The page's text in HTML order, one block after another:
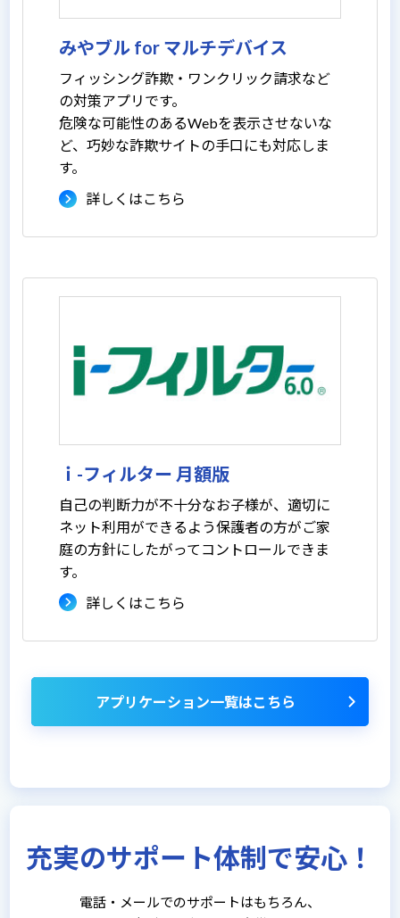
みやブル for マルチデバイス
フィッシング詐欺・ワンクリック請求など
の対策アプリです。
危険な可能性のあるWebを表示させないな
ど、巧妙な詐欺サイトの手口にも対応しま
す。
詳しくはこちら
ｉ-フィルター 月額版
自己の判断力が不十分なお子様が、適切に
ネット利用ができるよう保護者の方がご家
庭の方針にしたがってコントロールできま
す。
詳しくはこちら
アプリケーション一覧はこちら
充実のサポート体制で安心！
電話・メールでのサポートはもちろん、